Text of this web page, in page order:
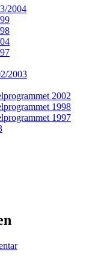
2004
2003
2002
1998
1997